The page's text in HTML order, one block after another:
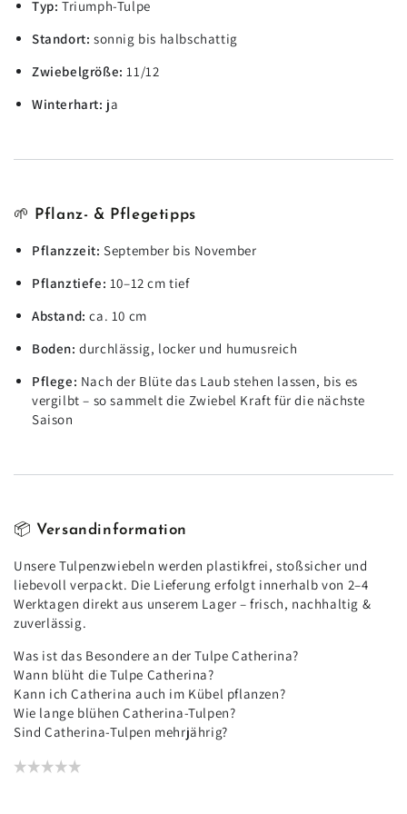
Typ: Triumph-Tulpe
Standort: sonnig bis halbschattig
Zwiebelgröße: 11/12
Winterhart: ja
🌱 Pflanz- & Pflegetipps
Pflanzzeit: September bis November
Pflanztiefe: 10–12 cm tief
Abstand: ca. 10 cm
Boden: durchlässig, locker und humusreich
Pflege: Nach der Blüte das Laub stehen lassen, bis es
vergilbt – so sammelt die Zwiebel Kraft für die nächste
Saison
📦 Versandinformation
Unsere Tulpenzwiebeln werden plastikfrei, stoßsicher und
liebevoll verpackt. Die Lieferung erfolgt innerhalb von 2–4
Werktagen direkt aus unserem Lager – frisch, nachhaltig &
zuverlässig.
Was ist das Besondere an der Tulpe Catherina?
Wann blüht die Tulpe Catherina?
Kann ich Catherina auch im Kübel pflanzen?
Wie lange blühen Catherina-Tulpen?
Sind Catherina-Tulpen mehrjährig?